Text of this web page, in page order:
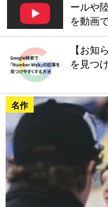
ールや
を動画
【お知
を見つ
名作